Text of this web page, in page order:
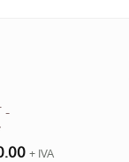
-
El+ IVA